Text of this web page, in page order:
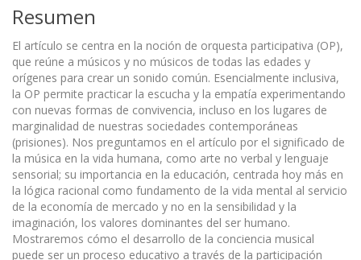
Resumen
El artículo se centra en la noción de orquesta participativa (OP),
que reúne a músicos y no músicos de todas las edades y
orígenes para crear un sonido común. Esencialmente inclusiva,
la OP permite practicar la escucha y la empatía experimentando
con nuevas formas de convivencia, incluso en los lugares de
marginalidad de nuestras sociedades contemporáneas
(prisiones). Nos preguntamos en el artículo por el significado de
la música en la vida humana, como arte no verbal y lenguaje
sensorial; su importancia en la educación, centrada hoy más en
la lógica racional como fundamento de la vida mental al servicio
de la economía de mercado y no en la sensibilidad y la
imaginación, los valores dominantes del ser humano.
Mostraremos cómo el desarrollo de la conciencia musical
puede ser un proceso educativo a través de la participación